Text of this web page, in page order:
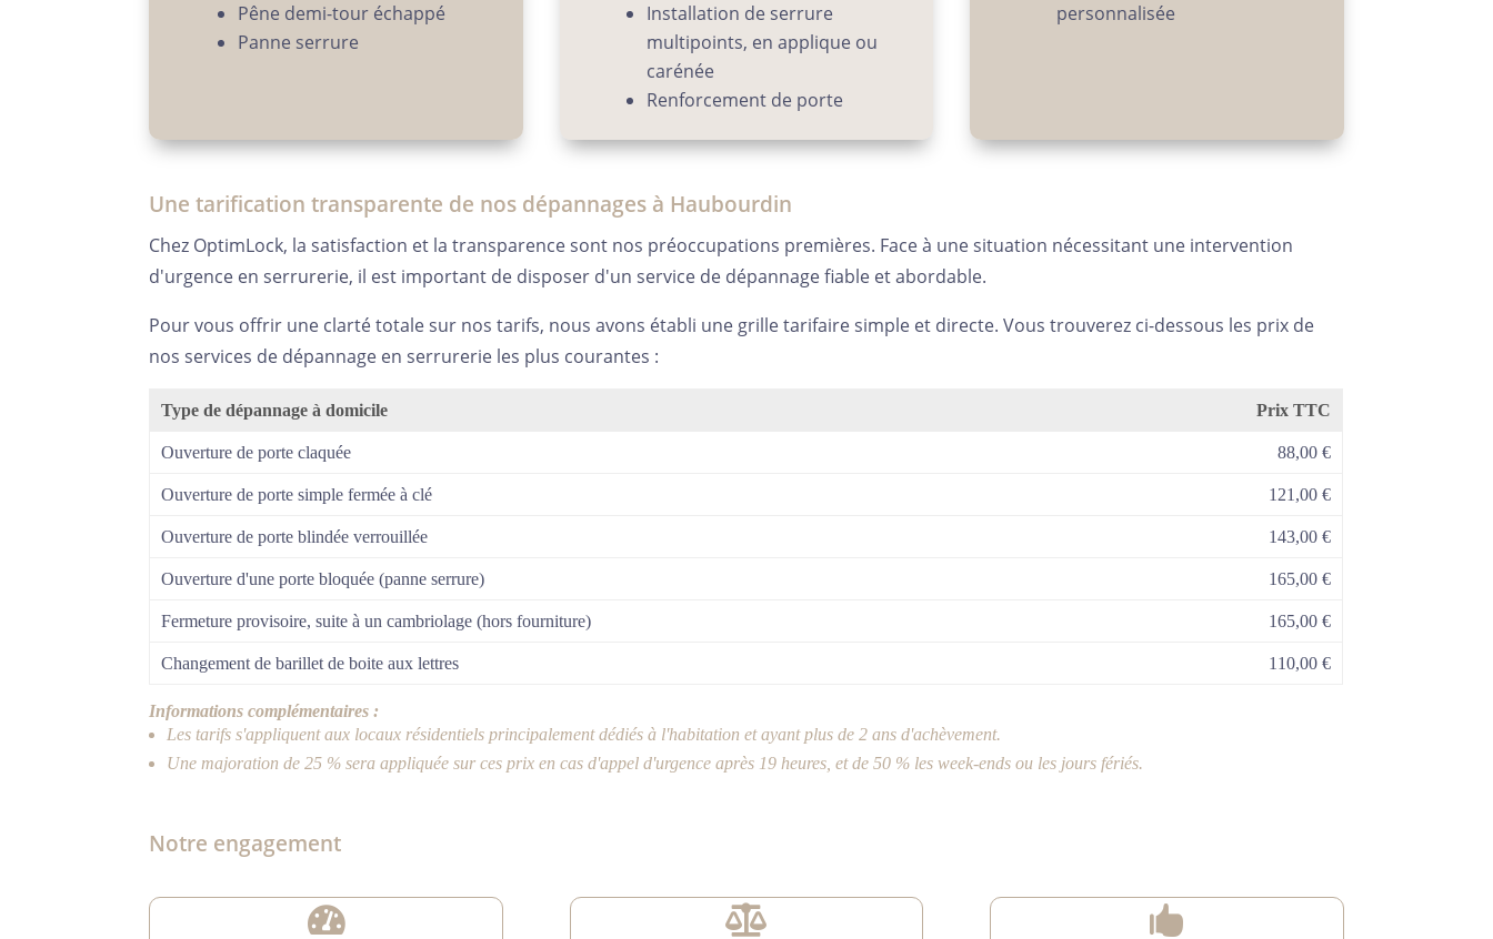
Pêne demi-tour échappé
Panne serrure
Installation de serrure
multipoints, en applique ou
carénée
Renforcement de porte
personnalisée
Une tarification transparente de nos dépannages à Haubourdin
Chez OptimLock, la satisfaction et la transparence sont nos préoccupations premières. Face à une situation nécessitant une intervention
d'urgence en serrurerie, il est important de disposer d'un service de dépannage fiable et abordable.
Pour vous offrir une clarté totale sur nos tarifs, nous avons établi une grille tarifaire simple et directe. Vous trouverez ci-dessous les prix de
nos services de dépannage en serrurerie les plus courantes :
Type de dépannage à domicile Prix TTC
Ouverture de porte claquée 88,00 €
Ouverture de porte simple fermée à clé 121,00 €
Ouverture de porte blindée verrouillée 143,00 €
Ouverture d'une porte bloquée (panne serrure) 165,00 €
Fermeture provisoire, suite à un cambriolage (hors fourniture) 165,00 €
Changement de barillet de boite aux lettres 110,00 €
Informations complémentaires :
Les tarifs s'appliquent aux locaux résidentiels principalement dédiés à l'habitation et ayant plus de 2 ans d'achèvement.
Une majoration de 25 % sera appliquée sur ces prix en cas d'appel d'urgence après 19 heures, et de 50 % les week-ends ou les jours fériés.
Notre engagement
  